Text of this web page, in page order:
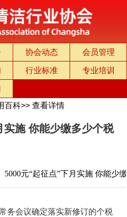
协会动态 会员管理
行业标准 专业培训
百科>> 查看详情
施 你能少缴多少个税
5000元“起征点”下月实施 你能少
务会议确定落实新修订的个税